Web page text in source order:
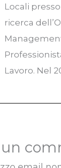
Locali
ricerca
Lavoro. Nel
un